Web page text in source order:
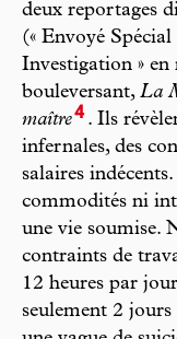
deux reportages
(« Envoyé
Investigation »
bouleversant, La
maître4. Ils
infernales, des
salaires
commodités ni
une vie soumise.
contraints de
12 heures par
seulement 2 jours